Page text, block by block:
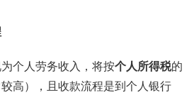
为个人劳务收入，将按个人所得税的
高），且收款流程是到个人银行